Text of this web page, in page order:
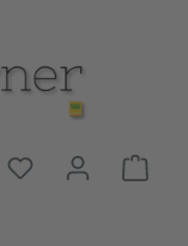
Du hast 0